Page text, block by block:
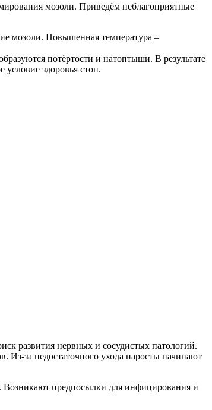
мозоли. Приведём неблагоприятные
мозоли. Повышенная температура –
потёртости и натоптыши. В результате
здоровья стоп.
развития нервных и сосудистых патологий.
Из-за недостаточного ухода наросты начинают
Возникают предпосылки для инфицирования и